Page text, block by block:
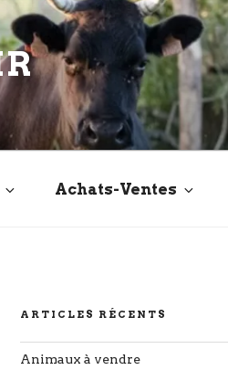
Achats-Ventes
ARTICLES RÉCENTS
Animaux à vendre